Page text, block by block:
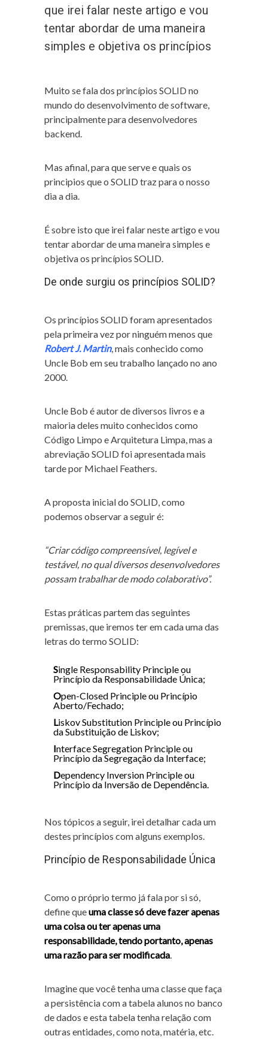
que irei falar neste artigo e vou
tentar abordar de uma maneira
simples e objetiva os princípios
Muito se fala dos princípios SOLID no
mundo do desenvolvimento de software,
principalmente para desenvolvedores
backend.
Mas afinal, para que serve e quais os
principios que o SOLID traz para o nosso
dia a dia.
É sobre isto que irei falar neste artigo e vou
tentar abordar de uma maneira simples e
objetiva os princípios SOLID.
De onde surgiu os princípios SOLID?
Os princípios SOLID foram apresentados
pela primeira vez por ninguém menos que
Robert J. Martin, mais conhecido como
Uncle Bob em seu trabalho lançado no ano
2000.
Uncle Bob é autor de diversos livros e a
maioria deles muito conhecidos como
Código Limpo e Arquitetura Limpa, mas a
abreviação SOLID foi apresentada mais
tarde por Michael Feathers.
A proposta inicial do SOLID, como
podemos observar a seguir é:
“Criar código compreensível, legível e
testável, no qual diversos desenvolvedores
possam trabalhar de modo colaborativo”.
Estas práticas partem das seguintes
premissas, que iremos ter em cada uma das
letras do termo SOLID:
Single Responsability Principle ou
Princípio da Responsabilidade Única;
Open-Closed Principle ou Princípio
Aberto/Fechado;
Liskov Substitution Principle ou Princípio
da Substituição de Liskov;
Interface Segregation Principle ou
Princípio da Segregação da Interface;
Dependency Inversion Principle ou
Princípio da Inversão de Dependência.
Nos tópicos a seguir, irei detalhar cada um
destes princípios com alguns exemplos.
Princípio de Responsabilidade Única
Como o próprio termo já fala por si só,
define queuma classe só deve fazer apenas
uma coisa ou ter apenas uma
responsabilidade, tendo portanto, apenas
uma razão para ser modificada.
Imagine que você tenha uma classe que faça
a persistência com a tabela alunos no banco
de dados e esta tabela tenha relação com
outras entidades, como nota, matéria, etc.